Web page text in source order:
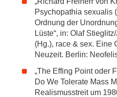
Psychopathia sexualis
Ordnung der
Lüste“, in: Olaf
(Hg.), race & sex. Eine
Neuzeit. Berlin:
„The Effing Point oder
Do We Tolerate Mass
Realismusstreit um